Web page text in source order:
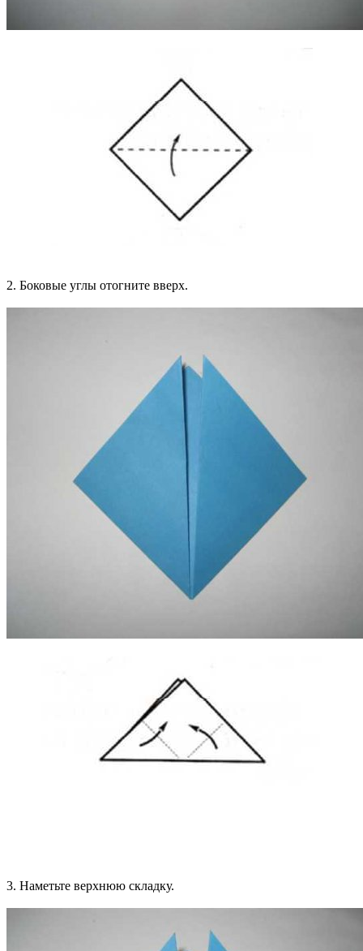
2. Боковые углы отогните вверх.
3. Наметьте верхнюю складку.